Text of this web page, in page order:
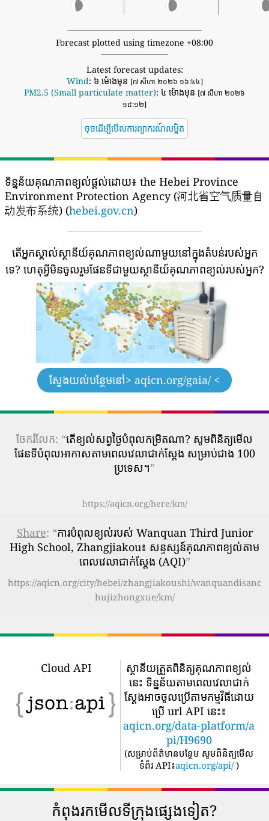
Forecast plotted using timezone +08:00
Latest forecast updates:
Wind: ៦ ម៉ោងមុន [៧ សីហា ២០២៦ ១៦:៤៤]
PM2.5 (Small particulate matter): ៤ ម៉ោងមុន [៧ សីហា ២០២៦
១៨:១២]
ចុចដើម្បីមើលការព្យាករណ៍លម្អិត
ទិន្នន័យគុណភាពខ្យល់ផ្តល់ដោយ៖ the Hebei Province
Environment Protection Agency (河北省空气质量自
动发布系统) (hebei.gov.cn)
តើអ្នកស្គាល់ស្ថានីយ៍គុណភាពខ្យល់ណាមួយនៅក្នុងតំបន់របស់អ្នក
ទេ? ហេតុអ្វីមិនចូលរួមផែនទីជាមួយស្ថានីយ៍គុណភាពខ្យល់របស់អ្នក?
ស្វែងយល់បន្ថែមនៅ> aqicn.org/gaia/ <
ចែករំលែក: “តើ​ខ្យល់​សព្វថ្ងៃ​បំពុល​កម្រិត​ណា? សូមពិនិត្យមើល
ផែនទីបំពុលអាកាសតាមពេលវេលាជាក់ស្តែង សម្រាប់ជាង 100
ប្រទេស។”
https://aqicn.org/here/km/
Share: “ការបំពុលខ្យល់របស់ Wanquan Third Junior
High School, Zhangjiakou៖ សន្ទស្សន៍គុណភាពខ្យល់តាម
ពេលវេលាជាក់ស្តែង (AQI)”
https://aqicn.org/city/hebei/zhangjiakoushi/wanquandisanc
hujizhongxue/km/
Cloud API
ស្ថានីយត្រួតពិនិត្យគុណភាពខ្យល់
នេះ ទិន្នន័យតាមពេលវេលាជាក់
ស្តែងអាចចូលប្រើតាមកម្មវិធីដោយ
ប្រើ url API នេះ៖
aqicn.org/data-platform/a
pi/H9690
(សម្រាប់ព័ត៌មានបន្ថែម សូមពិនិត្យមើល
ទំព័រ API៖aqicn.org/api/ )
កំពុងរកមើលទីក្រុងផ្សេងទៀត?